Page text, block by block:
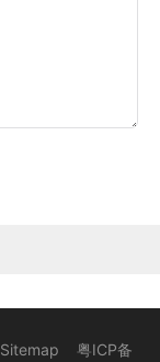
Sitemap 粤ICP备